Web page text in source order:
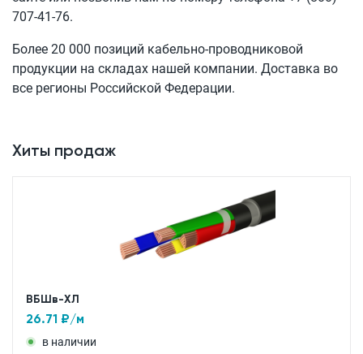
707-41-76.
Более 20 000 позиций кабельно-проводниковой
продукции на складах нашей компании. Доставка во
все регионы Российской Федерации.
Хиты продаж
ВБШв-ХЛ
26.71 ₽/м
в наличии